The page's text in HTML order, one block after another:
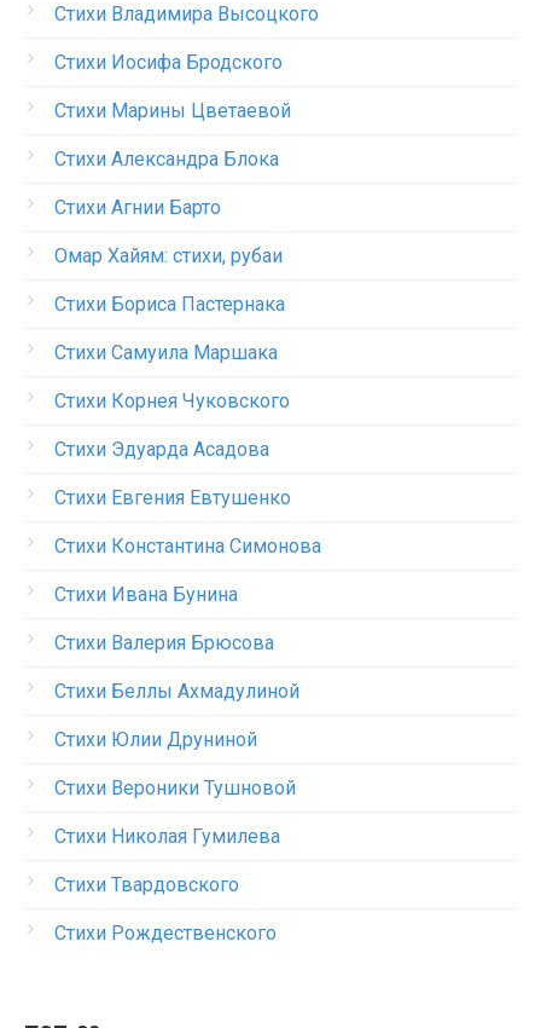
Стихи Владимира Высоцкого
Стихи Иосифа Бродского
Стихи Марины Цветаевой
Стихи Александра Блока
Стихи Агнии Барто
Омар Хайям: стихи, рубаи
Стихи Бориса Пастернака
Стихи Самуила Маршака
Стихи Корнея Чуковского
Стихи Эдуарда Асадова
Стихи Евгения Евтушенко
Стихи Константина Симонова
Стихи Ивана Бунина
Стихи Валерия Брюсова
Стихи Беллы Ахмадулиной
Стихи Юлии Друниной
Стихи Вероники Тушновой
Стихи Николая Гумилева
Стихи Твардовского
Стихи Рождественского